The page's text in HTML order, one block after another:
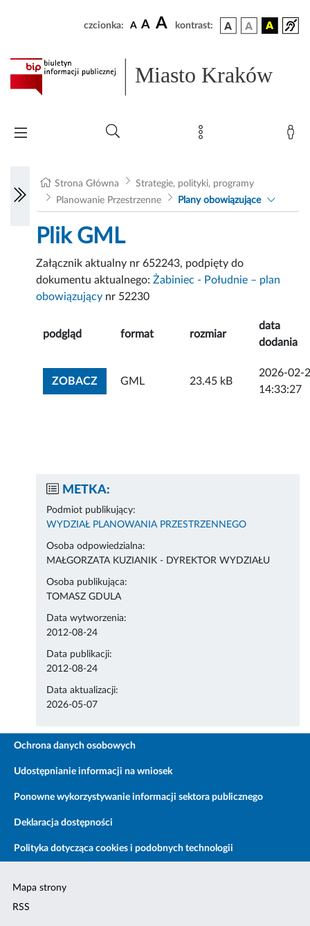
czcionka: A A A kontrast:
Miasto Kraków
Strona Główna
Strategie, polityki, programy
Planowanie Przestrzenne
Plany obowiązujące
Plik GML
Załącznik aktualny nr 652243, podpięty do
dokumentu aktualnego:Żabiniec - Południe – plan
obowiązujący nr 52230
podgląd format rozmiar
data
dodania
ZOBACZZOBACZ ZAŁĄCZNIK
GML 23.45 kB
2026-02-
14:33:27
METKA:
Podmiot publikujący:
WYDZIAŁ PLANOWANIA PRZESTRZENNEGO
Osoba odpowiedzialna:
MAŁGORZATA KUZIANIK - DYREKTOR WYDZIAŁU
Osoba publikująca:
TOMASZ GDULA
Data wytworzenia:
2012-08-24
Data publikacji:
2012-08-24
Data aktualizacji:
2026-05-07
Ochrona danych osobowych
Udostępnianie informacji na wniosek
Ponowne wykorzystywanie informacji sektora publicznego
Deklaracja dostępności
Polityka dotycząca cookies i podobnych technologii
Mapa strony
RSS